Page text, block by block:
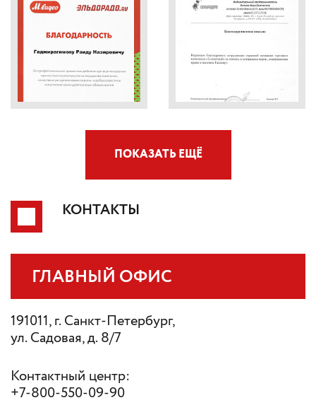
ПОКАЗАТЬ ЕЩЁ
КОНТАКТЫ
ГЛАВНЫЙ ОФИС
191011, г. Санкт-Петербург,
ул. Садовая, д. 8/7
Контактный центр:
+7-800-550-09-90